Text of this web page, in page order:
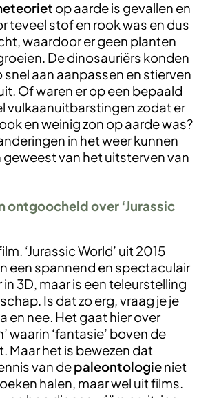
op aarde is gevallen en
teveel stof en rook was en dus
waardoor er geen planten
De dinosauriërs konden
snel aan aanpassen en stierven
Of waren er op een bepaald
vulkaanuitbarstingen zodat er
en weinig zon op aarde was?
in het weer kunnen
geweest van het uitsterven van
ontgoocheld over ‘Jurassic
‘Jurassic World’ uit 2015
een spannend en spectaculair
3D, maar is een teleurstelling
Is dat zo erg, vraag je je
en nee. Het gaat hier over
waarin ‘fantasie’ boven de
Maar het is bewezen dat
van depaleontologieniet
halen, maar wel uit films.